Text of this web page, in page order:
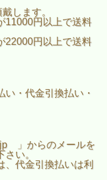
します。
11000円以上で送料
22000円以上で送料
・代金引換払い・
」からのメールを
い。
代金引換払いは利